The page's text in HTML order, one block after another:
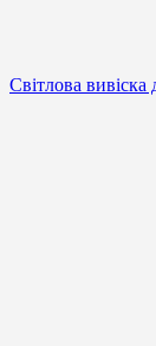
Світлова